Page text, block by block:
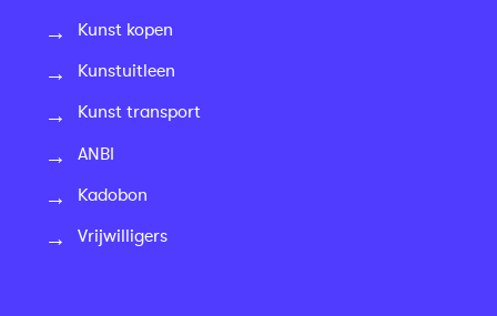
Kunst kopen
Kunstuitleen
Kunst transport
ANBI
Kadobon
Vrijwilligers